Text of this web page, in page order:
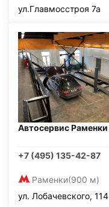
ул.Главмосстроя 7а
Автосервис Раменки
+7 (495) 135-42-87
Раменки(900 м)
ул. Лобачевского, 114